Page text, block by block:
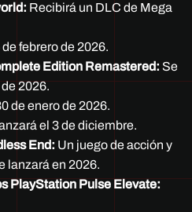
Recibirá un DLC de Mega
febrero de 2026.
Edition Remastered: Se
2026.
de enero de 2026.
el 3 de diciembre.
End: Un juego de acción y
lanzará en 2026.
PlayStation Pulse Elevate: